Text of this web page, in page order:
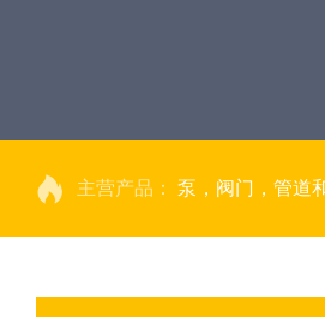
主营产品： 泵，阀门，管道